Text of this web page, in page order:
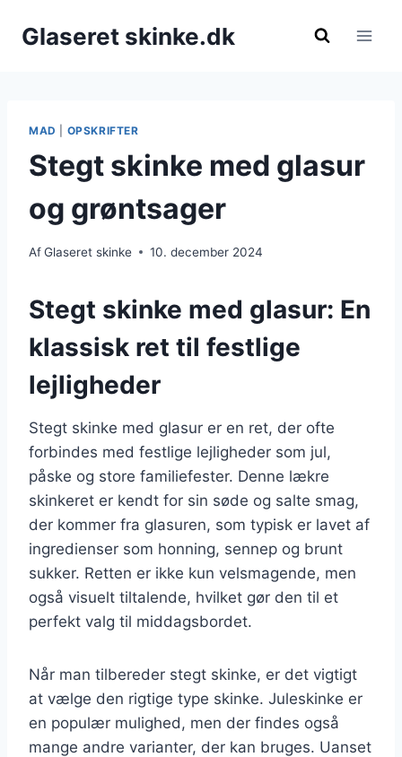
Glaseret skinke.dk
MAD OPSKRIFTER
Stegt skinke med glasur
og grøntsager
AfGlaseret skinke 10. december 2024
Stegt skinke med glasur: En
klassisk ret til festlige
lejligheder
Stegt skinke med glasur er en ret, der ofte
forbindes med festlige lejligheder som jul,
påske og store familiefester. Denne lækre
skinkeret er kendt for sin søde og salte smag,
der kommer fra glasuren, som typisk er lavet af
ingredienser som honning, sennep og brunt
sukker. Retten er ikke kun velsmagende, men
også visuelt tiltalende, hvilket gør den til et
perfekt valg til middagsbordet.
Når man tilbereder stegt skinke, er det vigtigt
at vælge den rigtige type skinke. Juleskinke er
en populær mulighed, men der findes også
mange andre varianter, der kan bruges. Uanset